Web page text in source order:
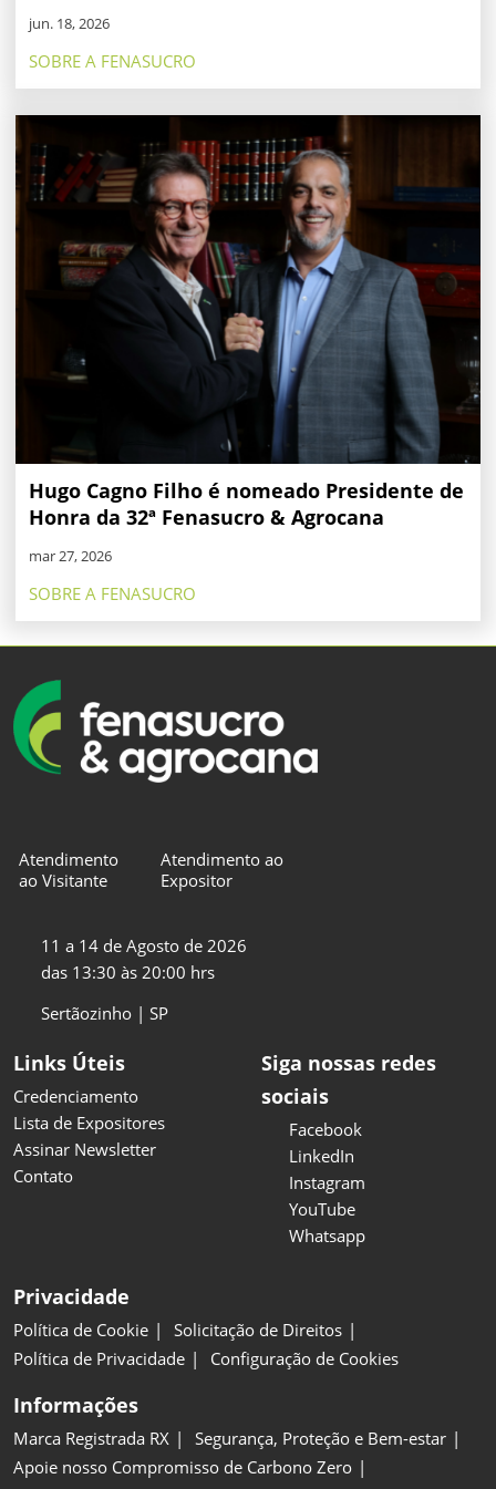
jun. 18, 2026
SOBRE A FENASUCRO
Hugo Cagno Filho é nomeado Presidente de
Honra da 32ª Fenasucro & Agrocana
mar 27, 2026
SOBRE A FENASUCRO
Atendimento
ao Visitante
Atendimento ao
Expositor
11 a 14 de Agosto de 2026
das 13:30 às 20:00 hrs
Sertãozinho | SP
Links Úteis
Credenciamento
Lista de Expositores
Assinar Newsletter
Contato
Siga nossas redes
sociais
Facebook
LinkedIn
Instagram
YouTube
Whatsapp
Privacidade
Política de Cookie
Solicitação de Direitos
Política de Privacidade
Configuração de Cookies
Informações
Marca Registrada RX
Segurança, Proteção e Bem-estar
Apoie nosso Compromisso de Carbono Zero